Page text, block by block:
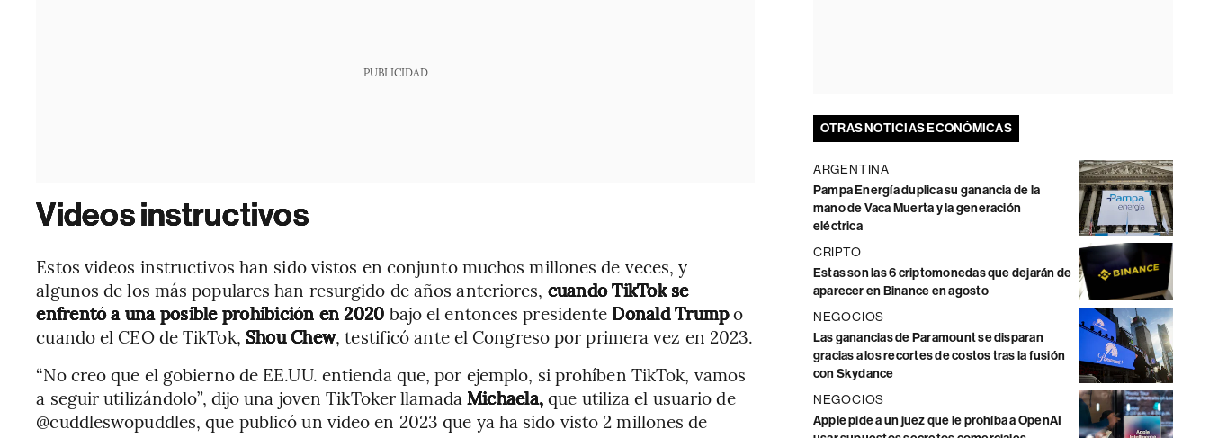
PUBLICIDAD
Videos instructivos
Estos videos instructivos han sido vistos en conjunto muchos millones de veces, y
algunos de los más populares han resurgido de años anteriores, cuando TikTok se
enfrentó a una posible prohibición en 2020 bajo el entonces presidente Donald Trumpo
cuando el CEO de TikTok, Shou Chew, testificó ante el Congreso por primera vez en 2023.
“No creo que el gobierno de EE.UU. entienda que, por ejemplo, si prohíben TikTok, vamos
a seguir utilizándolo”, dijo una joven TikToker llamada Michaela,que utiliza el usuario de
@cuddleswopuddles, que publicó un video en 2023 que ya ha sido visto 2 millones de
OTRAS NOTICIAS ECONÓMICAS
ARGENTINA
Pampa Energía duplica su ganancia de la
mano de Vaca Muerta y la generación
eléctrica
CRIPTO
Estas son las 6 criptomonedas que dejarán de
aparecer en Binance en agosto
NEGOCIOS
Las ganancias de Paramount se disparan
gracias a los recortes de costos tras la fusión
con Skydance
NEGOCIOS
Apple pide a un juez que le prohíba a OpenAI